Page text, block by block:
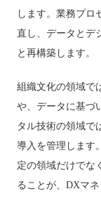
します。業務プロ
直し、データとデ
と再構築します。
組織文化の領域で
や、データに基づ
タル技術の領域で
導入を管理します
定の領域だけでな
ることが、DXマネ